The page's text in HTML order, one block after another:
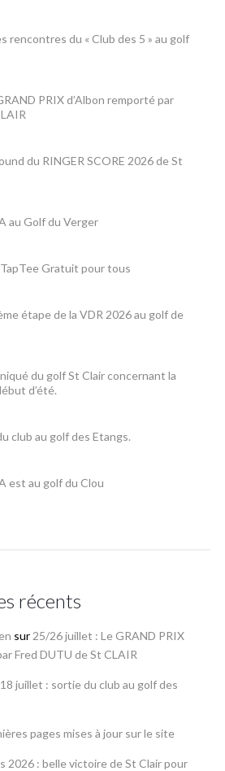
rencontres du « Club des 5 » au golf
PRIX d’Albon remporté par
du RINGER SCORE 2026 de St
au Golf du Verger
Gratuit pour tous
étape de la VDR 2026 au golf de
du golf St Clair concernant la
d’été.
club au golf des Etangs.
est au golf du Clou
récents
sur 25/26 juillet : Le GRAND PRIX
Fred DUTU de St CLAIR
18 juillet : sortie du club au golf des
pages mises à jour sur le site
2026 : belle victoire de St Clair pour